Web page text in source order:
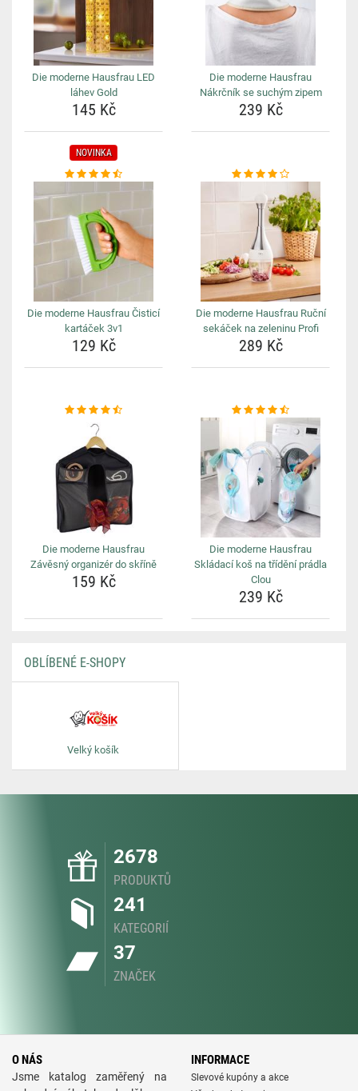
Die moderne Hausfrau LED
láhev Gold
145 Kč
Die moderne Hausfrau
Nákrčník se suchým zipem
239 Kč
NOVINKA
Die moderne Hausfrau Čisticí
kartáček 3v1
129 Kč
Die moderne Hausfrau Ruční
sekáček na zeleninu Profi
289 Kč
Die moderne Hausfrau
Závěsný organizér do skříně
159 Kč
Die moderne Hausfrau
Skládací koš na třídění prádla
Clou
239 Kč
OBLÍBENÉ E-SHOPY
Velký košík
2678
PRODUKTŮ
241
KATEGORIÍ
37
ZNAČEK
O NÁS
Jsme katalog zaměřený na
INFORMACE
Slevové kupóny a akce